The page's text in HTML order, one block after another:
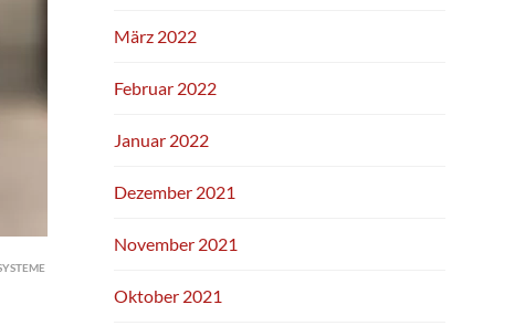
März 2022
Februar 2022
Januar 2022
Dezember 2021
November 2021
Oktober 2021